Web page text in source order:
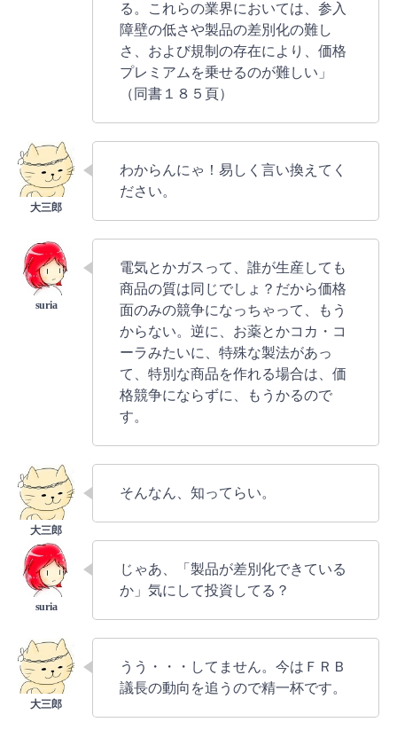
る。これらの業界においては、参入
障壁の低さや製品の差別化の難し
さ、および規制の存在により、価格
プレミアムを乗せるのが難しい」
（同書１８５頁）
わからんにゃ！易しく言い換えてく
ださい。
電気とかガスって、誰が生産しても
商品の質は同じでしょ？だから価格
面のみの競争になっちゃって、もう
からない。逆に、お薬とかコカ・コ
ーラみたいに、特殊な製法があっ
て、特別な商品を作れる場合は、価
格競争にならずに、もうかるので
す。
そんなん、知ってらい。
じゃあ、「製品が差別化できている
か」気にして投資してる？
うう・・・してません。今はＦＲＢ
議長の動向を追うので精一杯です。